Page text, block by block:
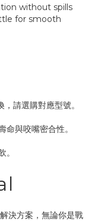
without spills
for smooth
請選購對應型號。
與咬嘴密合性。
決方案，無論你是戰